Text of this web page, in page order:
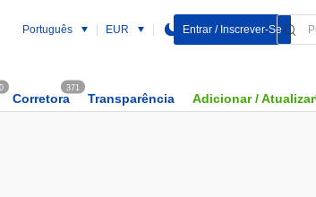
Português EUR Entrar / Inscrever-Se
Corretora
371
Transparência Adicionar / Atualizar